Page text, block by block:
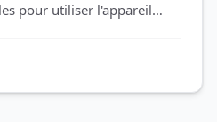
pour utiliser l'appareil